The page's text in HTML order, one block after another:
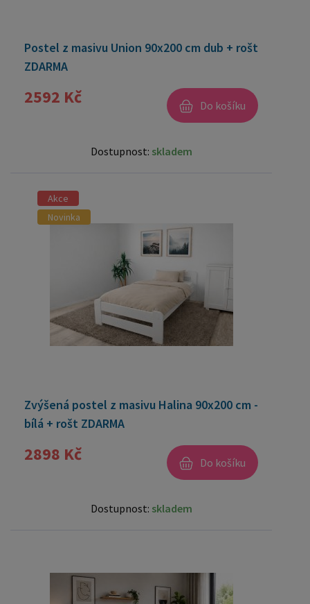
Postel z masivu Union 90x200 cm dub + rošt
ZDARMA
2592 Kč Do košíku
Dostupnost: skladem
Akce
Novinka
Zvýšená postel z masivu Halina 90x200 cm -
bílá + rošt ZDARMA
2898 Kč Do košíku
Dostupnost: skladem